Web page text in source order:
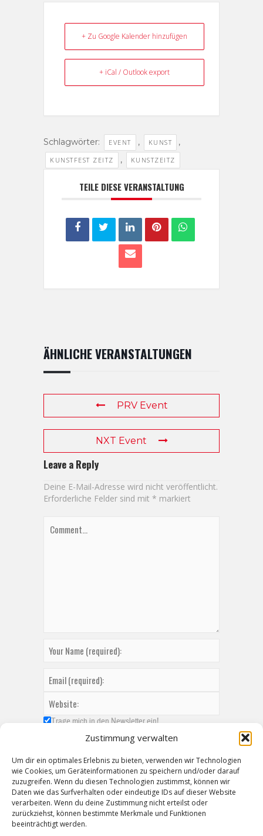
Zustimmung verwalten
Um dir ein optimales Erlebnis zu bieten, verwenden wir Technologien
wie Cookies, um Geräteinformationen zu speichern und/oder darauf
zuzugreifen. Wenn du diesen Technologien zustimmst, können wir
Daten wie das Surfverhalten oder eindeutige IDs auf dieser Website
verarbeiten. Wenn du deine Zustimmung nicht erteilst oder
zurückziehst, können bestimmte Merkmale und Funktionen
beeinträchtigt werden.
+ Zu Google Kalender hinzufügen
+ iCal / Outlook export
Schlagwörter: EVENT , KUNST ,
KUNSTFEST ZEITZ , KUNSTZEITZ
TEILE DIESE VERANSTALTUNG
ÄHNLICHE VERANSTALTUNGEN
PRV Event
NXT Event
Leave a Reply
Deine E-Mail-Adresse wird nicht veröffentlicht.
Erforderliche Felder sind mit * markiert
Trage mich in den Newsletter ein!